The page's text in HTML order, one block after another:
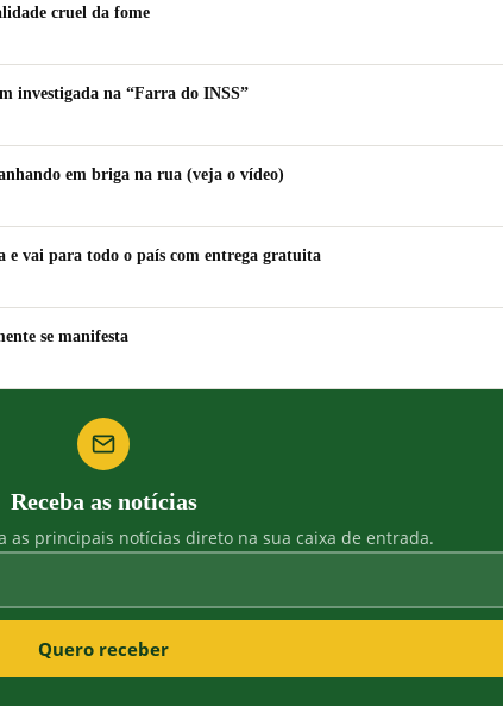
cruel da fome
investigada na “Farra do INSS”
em briga na rua (veja o vídeo)
e vai para todo o país com entrega gratuita
se manifesta
Receba as notícias
as principais notícias direto na sua caixa de entrada.
Quero receber